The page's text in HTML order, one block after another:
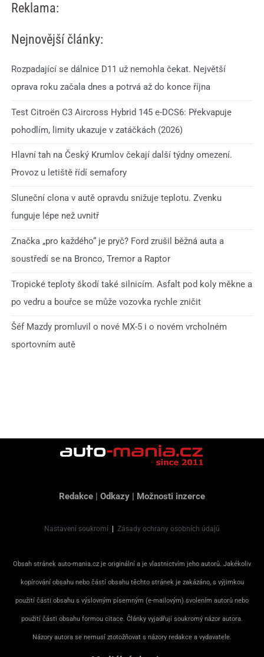
Reklama:
Nejnovější články:
Rozpadající se dálnice D11 už nemohla čekat. Největší
oprava roku začala dnes a potrvá až do konce října
Test Citroën C3 Aircross Hybrid 145 e-DCS6: Překvapuje
pohodlím, limity ukazuje v zatáčkách (2026)
Hlavní tah na Český Krumlov čekají další týdny omezení.
Provoz u letiště řídí semafory
Sluneční clona v autě opravdu snižuje teplotu. Zvenku
funguje lépe než uvnitř
Značka „pro každého“ je pryč? Ford zrušil běžná auta a
soustředí se na Bronco, Tremor a Raptor
Tropické teploty škodí také silnicím. Asfalt pod koly měkne a
po vedru a bouřce se může vozovka rychle zničit
Šéf Mazdy promluvil o nové MX-5 i o novém vrcholném
sportovním autě
Redakce | Odkazy | Možnosti inzerce
Nastavení soukromí Zásady ochrany osobních údajů
Obsah stránek auto-mania.cz je originální a je vlastnictvím jeho autorů. Jakékoliv
kopírování obsahu nebo částí obsahu těchto stránek je zakázáno, s výjimkou
použití části obsahu s výslovným písemným (e-mailovým) svolením autorů nebo
použití části obsahu formou citace. Články vyjadřují soukromý názor autora.
Názory autora se nemusí ztotožňovat s názory redakce a vydavatele.